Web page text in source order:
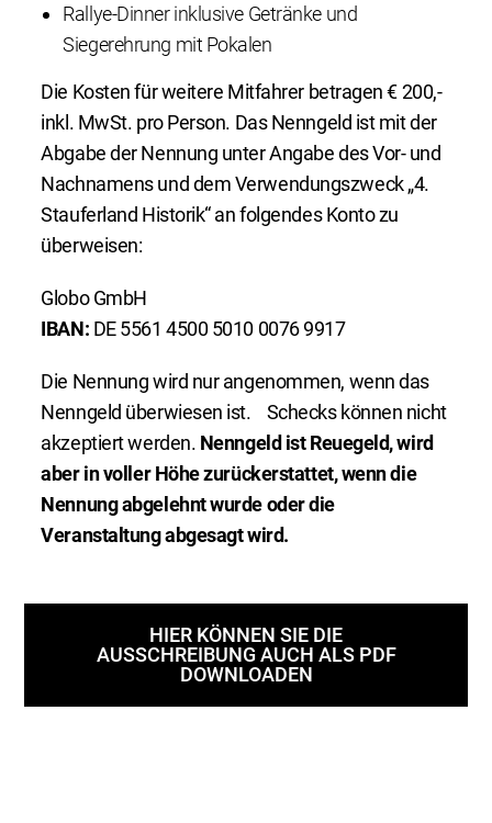
Rallye-Dinner inklusive Getränke und
Siegerehrung mit Pokalen
Die Kosten für weitere Mitfahrer betragen € 200,-
inkl. MwSt. pro Person. Das Nenngeld ist mit der
Abgabe der Nennung unter Angabe des Vor- und
Nachnamens und dem Verwendungszweck „4.
Stauferland Historik“ an folgendes Konto zu
überweisen:
Globo GmbH
IBAN: DE 5561 4500 5010 0076 9917
Die Nennung wird nur angenommen, wenn das
Nenngeld überwiesen ist. Schecks können nicht
akzeptiert werden. Nenngeld ist Reuegeld, wird
aber in voller Höhe zurückerstattet, wenn die
Nennung abgelehnt wurde oder die
Veranstaltung abgesagt wird.
HIER KÖNNEN SIE DIE
AUSSCHREIBUNG AUCH ALS PDF
DOWNLOADEN